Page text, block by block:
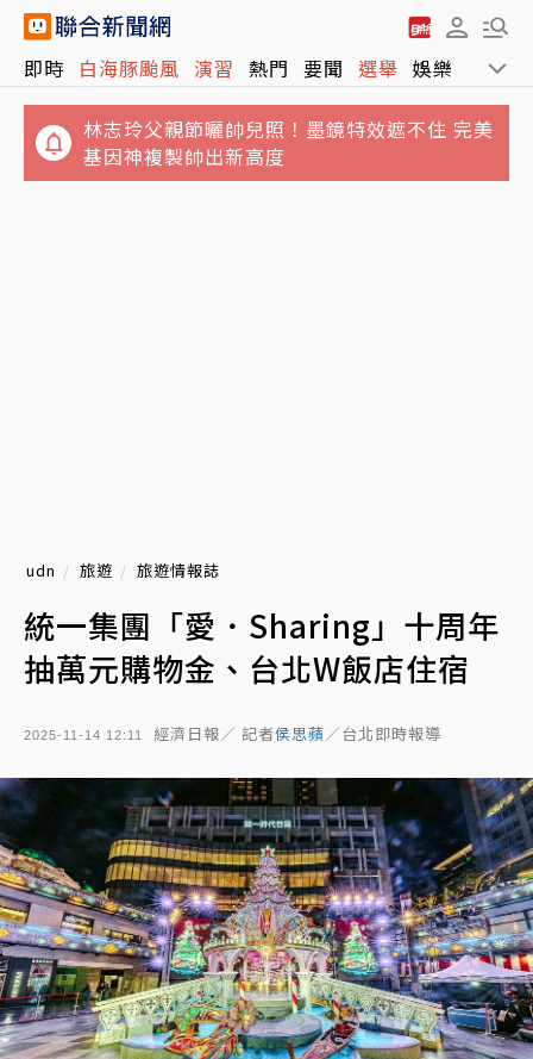
即時 白海豚颱風 演習 熱門 要聞 選舉 娛樂 運動
林志玲父親節曬帥兒照！墨鏡特效遮不住 完美
基因神複製帥出新高度
udn 旅遊 旅遊情報誌
統一集團「愛．Sharing」十周年
抽萬元購物金、台北W飯店住宿
2025-11-14 12:11 經濟日報／ 記者侯思蘋／台北即時報導